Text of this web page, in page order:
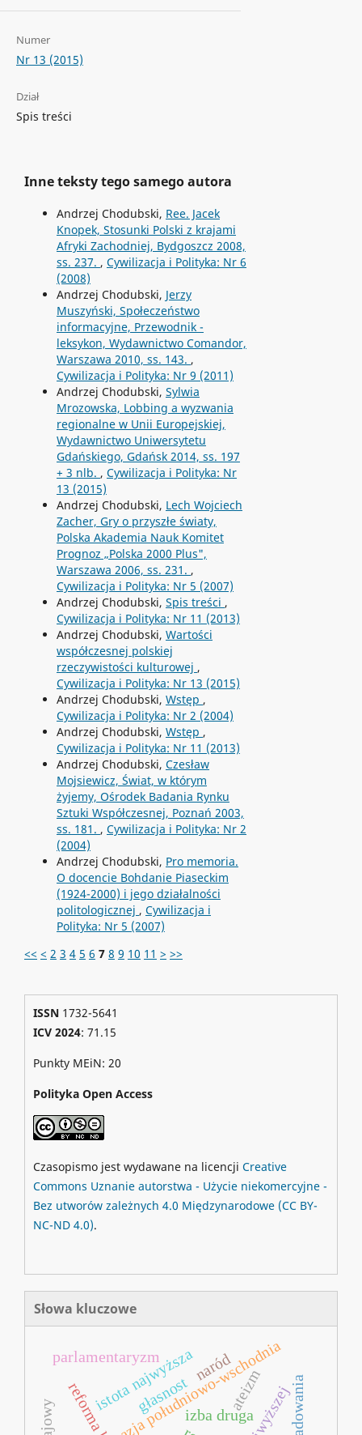
Numer
Nr 13 (2015)
Dział
Spis treści
Inne teksty tego samego autora
Andrzej Chodubski, Ree. Jacek
Knopek, Stosunki Polski z krajami
Afryki Zachodniej, Bydgoszcz 2008,
ss. 237. , Cywilizacja i Polityka: Nr 6
(2008)
Andrzej Chodubski, Jerzy
Muszyński, Społeczeństwo
informacyjne, Przewodnik -
leksykon, Wydawnictwo Comandor,
Warszawa 2010, ss. 143. ,
Cywilizacja i Polityka: Nr 9 (2011)
Andrzej Chodubski, Sylwia
Mrozowska, Lobbing a wyzwania
regionalne w Unii Europejskiej,
Wydawnictwo Uniwersytetu
Gdańskiego, Gdańsk 2014, ss. 197
+ 3 nlb. , Cywilizacja i Polityka: Nr
13 (2015)
Andrzej Chodubski, Lech Wojciech
Zacher, Gry o przyszłe światy,
Polska Akademia Nauk Komitet
Prognoz „Polska 2000 Plus",
Warszawa 2006, ss. 231. ,
Cywilizacja i Polityka: Nr 5 (2007)
Andrzej Chodubski, Spis treści ,
Cywilizacja i Polityka: Nr 11 (2013)
Andrzej Chodubski, Wartości
współczesnej polskiej
rzeczywistości kulturowej ,
Cywilizacja i Polityka: Nr 13 (2015)
Andrzej Chodubski, Wstęp ,
Cywilizacja i Polityka: Nr 2 (2004)
Andrzej Chodubski, Wstęp ,
Cywilizacja i Polityka: Nr 11 (2013)
Andrzej Chodubski, Czesław
Mojsiewicz, Świat, w którym
żyjemy, Ośrodek Badania Rynku
Sztuki Współczesnej, Poznań 2003,
ss. 181. , Cywilizacja i Polityka: Nr 2
(2004)
Andrzej Chodubski, Pro memoria.
O docencie Bohdanie Piaseckim
(1924-2000) i jego działalności
politologicznej , Cywilizacja i
Polityka: Nr 5 (2007)
<< < 2 3 4 5 6 7 8 9 10 11 > >>
ISSN1732-5641
ICV 2024: 71.15
Punkty MEiN: 20
Polityka Open Access
Czasopismo jest wydawane na licencji Creative
Commons Uznanie autorstwa - Użycie niekomercyjne -
Bez utworów zależnych 4.0 Międzynarodowe (CC BY-
NC-ND 4.0).
Słowa kluczowe
istota najwyższa
izba druga
parlamentaryzmazja południowo-wschodnia
głasnost ateizm
naród